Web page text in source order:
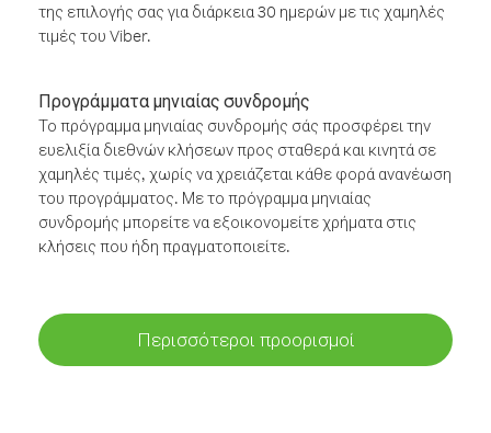
της επιλογής σας για διάρκεια 30 ημερών με τις χαμηλές
τιμές του Viber.
Προγράμματα μηνιαίας συνδρομής
Το πρόγραμμα μηνιαίας συνδρομής σάς προσφέρει την
ευελιξία διεθνών κλήσεων προς σταθερά και κινητά σε
χαμηλές τιμές, χωρίς να χρειάζεται κάθε φορά ανανέωση
του προγράμματος. Με το πρόγραμμα μηνιαίας
συνδρομής μπορείτε να εξοικονομείτε χρήματα στις
κλήσεις που ήδη πραγματοποιείτε.
Περισσότεροι προορισμοί